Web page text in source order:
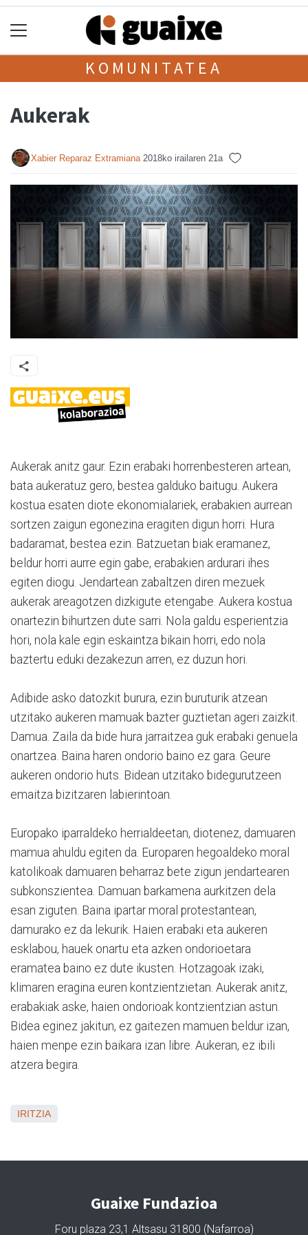
KOMUNITATEA
Aukerak
Xabier Reparaz Extramiana 2018ko irailaren 21a
Aukerak anitz gaur. Ezin erabaki horrenbesteren artean,
bata aukeratuz gero, bestea galduko baitugu. Aukera
kostua esaten diote ekonomialariek, erabakien aurrean
sortzen zaigun egonezina eragiten digun horri. Hura
badaramat, bestea ezin. Batzuetan biak eramanez,
beldur horri aurre egin gabe, erabakien ardurari ihes
egiten diogu. Jendartean zabaltzen diren mezuek
aukerak areagotzen dizkigute etengabe. Aukera kostua
onartezin bihurtzen dute sarri. Nola galdu esperientzia
hori, nola kale egin eskaintza bikain horri, edo nola
baztertu eduki dezakezun arren, ez duzun hori.
Adibide asko datozkit burura, ezin buruturik atzean
utzitako aukeren mamuak bazter guztietan ageri zaizkit.
Damua. Zaila da bide hura jarraitzea guk erabaki genuela
onartzea. Baina haren ondorio baino ez gara. Geure
aukeren ondorio huts. Bidean utzitako bidegurutzeen
emaitza bizitzaren labierintoan.
Europako iparraldeko herrialdeetan, diotenez, damuaren
mamua ahuldu egiten da. Europaren hegoaldeko moral
katolikoak damuaren beharraz bete zigun jendartearen
subkonszientea. Damuan barkamena aurkitzen dela
esan ziguten. Baina ipartar moral protestantean,
damurako ez da lekurik. Haien erabaki eta aukeren
esklabou, hauek onartu eta azken ondorioetara
eramatea baino ez dute ikusten. Hotzagoak izaki,
klimaren eragina euren kontzientzietan. Aukerak anitz,
erabakiak aske, haien ondorioak kontzientzian astun.
Bidea eginez jakitun, ez gaitezen mamuen beldur izan,
haien menpe ezin baikara izan libre. Aukeran, ez ibili
atzera begira.
IRITZIA
Guaixe Fundazioa
Foru plaza 23,1 Altsasu 31800 (Nafarroa)